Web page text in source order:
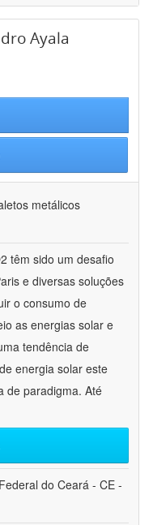
Ayala
metálicos
têm sido um desafio
e diversas soluções
o consumo de
as energias solar e
tendência de
energia solar este
de paradigma. Até
do Ceará - CE -